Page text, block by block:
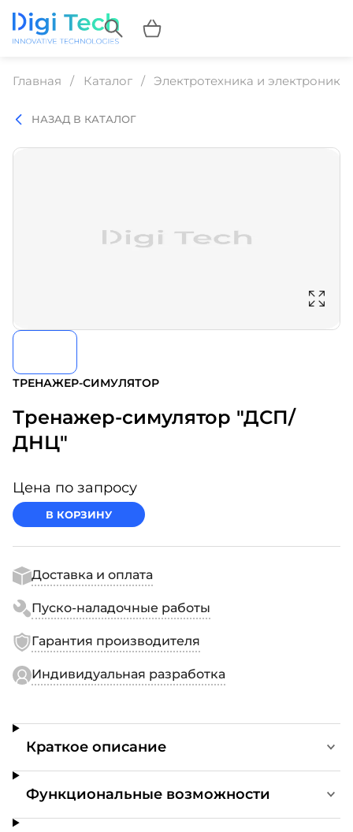
Главная Каталог Электротехника и электроника
НАЗАД В КАТАЛОГ
ТРЕНАЖЕР-СИМУЛЯТОР
Тренажер-симулятор "ДСП/
ДНЦ"
Цена по запросу
В КОРЗИНУ
Доставка и оплата
Пуско-наладочные работы
Гарантия производителя
Индивидуальная разработка
Краткое описание
Функциональные возможности